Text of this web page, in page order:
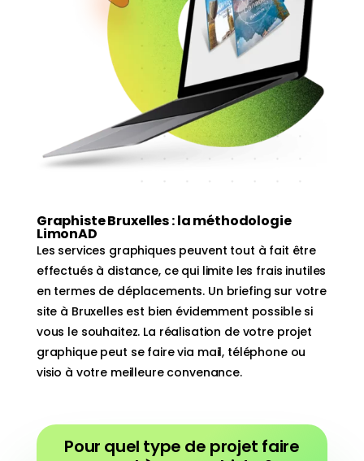
Graphiste Bruxelles : la méthodologie
LimonAD
Les services graphiques peuvent tout à fait être
effectués à distance, ce qui limite les frais inutiles
en termes de déplacements. Un briefing sur votre
site à Bruxelles est bien évidemment possible si
vous le souhaitez. La réalisation de votre projet
graphique peut se faire via mail, téléphone ou
visio à votre meilleure convenance.
Pour quel type de projet faire